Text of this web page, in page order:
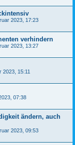
2023, 17:23
verhindern
2023, 13:27
2023, 15:11
07:38
ändern, auch
2023, 09:53